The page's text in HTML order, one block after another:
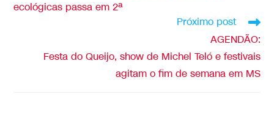
ecológicas passa em 2ª
Próximo post
AGENDÃO:
Festa do Queijo, show de Michel Teló e festivais
agitam o fim de semana em MS